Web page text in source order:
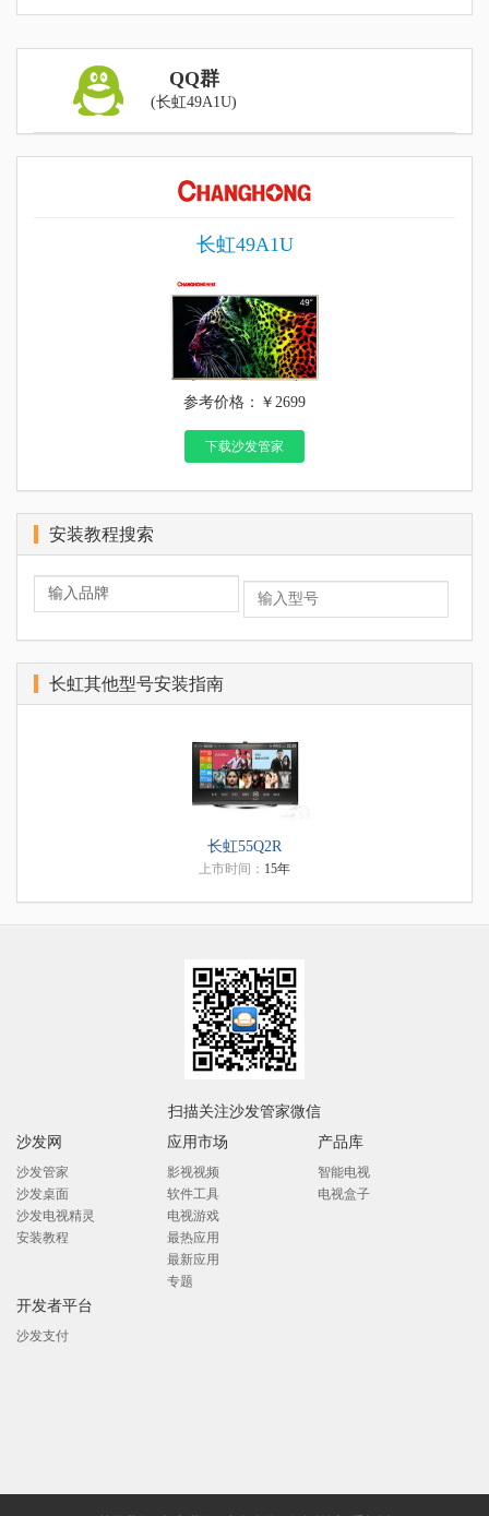
QQ群
(长虹49A1U)
长虹49A1U
参考价格：￥2699
下载沙发管家
安装教程搜索
长虹其他型号安装指南
长虹55Q2R
上市时间： 15年
扫描关注沙发管家微信
沙发网
沙发管家
沙发桌面
沙发电视精灵
安装教程
应用市场
影视视频
软件工具
电视游戏
最热应用
最新应用
专题
产品库
智能电视
电视盒子
开发者平台
沙发支付